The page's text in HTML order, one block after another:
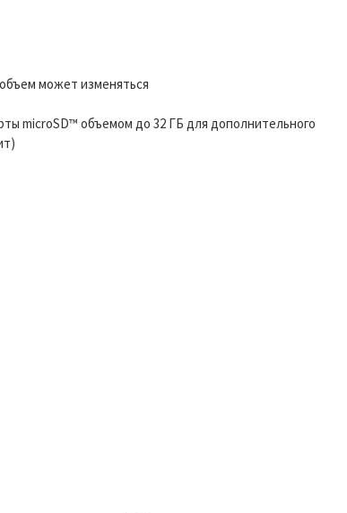
может изменяться
microSD™ объемом до 32 ГБ для дополнительного